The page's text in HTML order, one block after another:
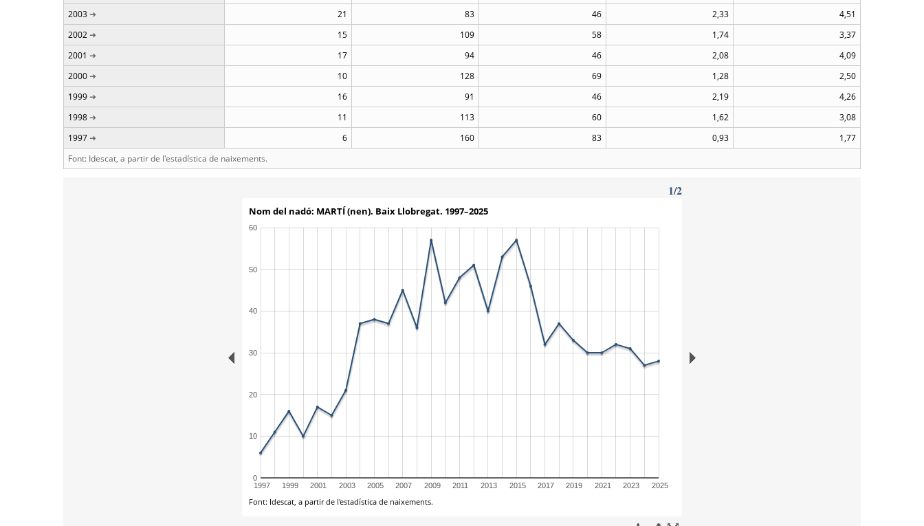
2003
21 83 46 2,33
4,51
2002
15 109 58 1,74
3,37
2001
17 94 46 2,08
4,09
2000
10 128 69 1,28
2,50
1999
16 91 46 2,19
4,26
1998
11 113 60 1,62
3,08
1997
6 160 83 0,93
1,77
Font: Idescat, a partir de l'estadística de naixements.